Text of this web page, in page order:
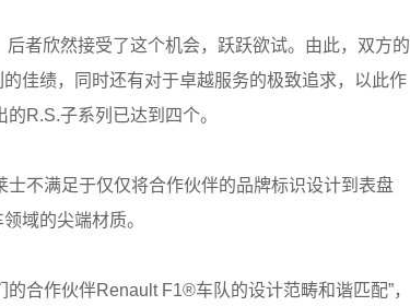
者欣然接受了这个机会，跃跃欲试。由此，双方的
佳绩，同时还有对于卓越服务的极致追求，以此作
R.S.子系列已达到四个。
不满足于仅仅将合作伙伴的品牌标识设计到表盘
域的尖端材质。
合作伙伴Renault F1®车队的设计范畴和谐匹配”，